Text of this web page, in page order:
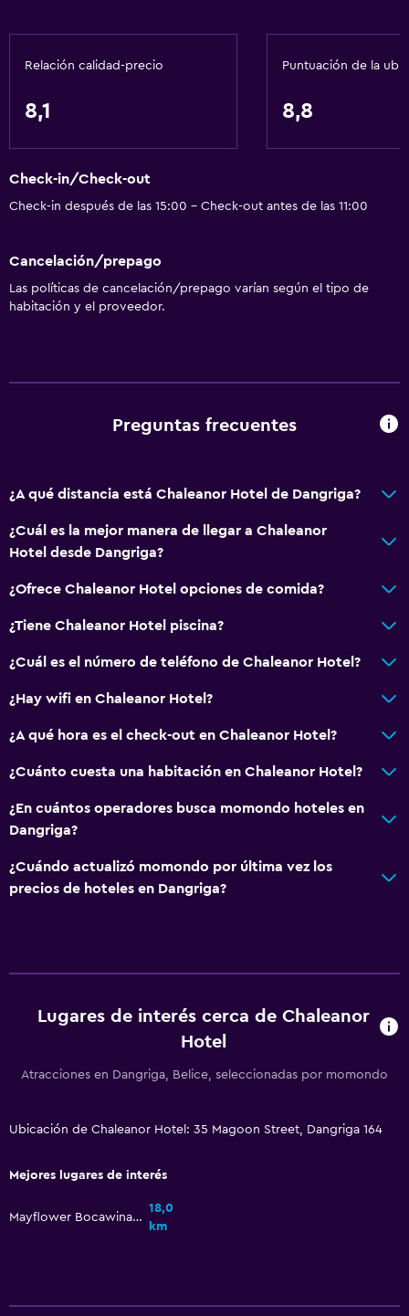
Caja fuerte
Servicio de habitaciones
Acceso con llave
Check-out exprés
Vista al mar
Vista al jardín
Vista a la montaña
Piso de mosaico/mármol
Vista a la ciudad
Baño
Ducha
Papel higiénico
Salud y seguridad
Cámaras CCTV en el exterior
Traslado al aeropuerto (con cargos)
Estacionamiento privado
Servicio de traslado (cargo adicional)
Relación calidad-precio
8,1
Puntuación de la
8,8
Check-in/Check-out
Check-in después de las 15:00 - Check-out antes de las 11:00
Cancelación/prepago
Las políticas de cancelación/prepago varían según el tipo de
habitación y el proveedor.
Preguntas frecuentes
¿A qué distancia está Chaleanor Hotel de Dangriga?
¿Cuál es la mejor manera de llegar a Chaleanor
Hotel desde Dangriga?
¿Ofrece Chaleanor Hotel opciones de comida?
¿Tiene Chaleanor Hotel piscina?
¿Cuál es el número de teléfono de Chaleanor Hotel?
¿Hay wifi en Chaleanor Hotel?
¿A qué hora es el check-out en Chaleanor Hotel?
¿Cuánto cuesta una habitación en Chaleanor Hotel?
¿En cuántos operadores busca momondo hoteles en
Dangriga?
¿Cuándo actualizó momondo por última vez los
precios de hoteles en Dangriga?
Lugares de interés cerca de Chaleanor
Hotel
Atracciones en Dangriga, Belice, seleccionadas por momondo
Ubicación de Chaleanor Hotel: 35 Magoon Street, Dangriga 164
Mejores lugares de interés
Mayflower Bocawina National Park
18,0
km